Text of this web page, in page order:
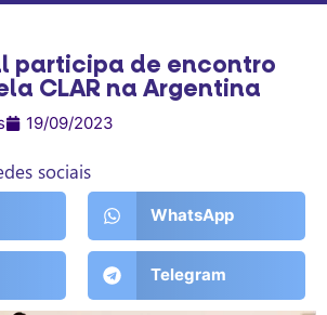
participa de encontro
CLAR na Argentina
19/09/2023
sociais
WhatsApp
Telegram